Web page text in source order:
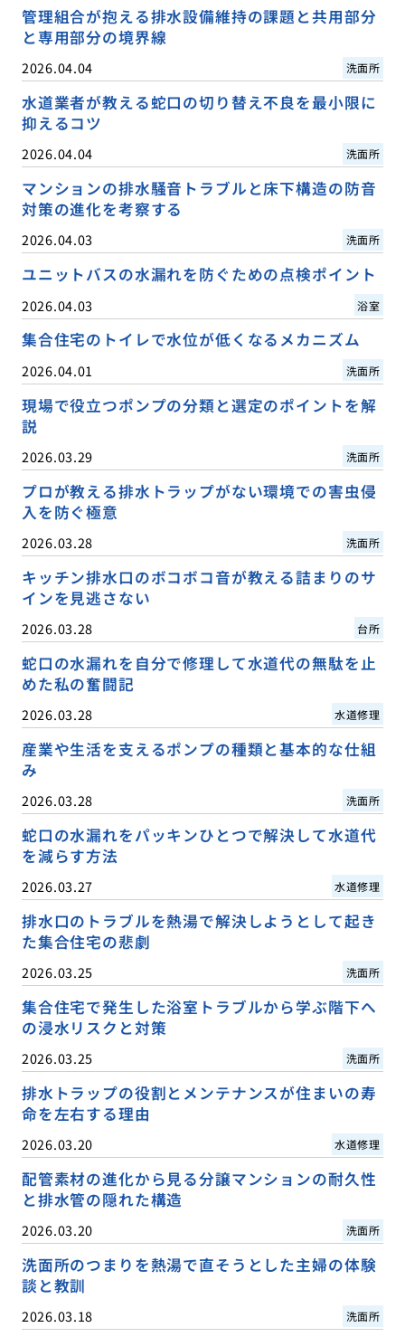
管理組合が抱える排水設備維持の課題と共用部分
と専用部分の境界線
2026.04.04 洗面所
水道業者が教える蛇口の切り替え不良を最小限に
抑えるコツ
2026.04.04 洗面所
マンションの排水騒音トラブルと床下構造の防音
対策の進化を考察する
2026.04.03 洗面所
ユニットバスの水漏れを防ぐための点検ポイント
2026.04.03 浴室
集合住宅のトイレで水位が低くなるメカニズム
2026.04.01 洗面所
現場で役立つポンプの分類と選定のポイントを解
説
2026.03.29 洗面所
プロが教える排水トラップがない環境での害虫侵
入を防ぐ極意
2026.03.28 洗面所
キッチン排水口のボコボコ音が教える詰まりのサ
インを見逃さない
2026.03.28 台所
蛇口の水漏れを自分で修理して水道代の無駄を止
めた私の奮闘記
2026.03.28 水道修理
産業や生活を支えるポンプの種類と基本的な仕組
み
2026.03.28 洗面所
蛇口の水漏れをパッキンひとつで解決して水道代
を減らす方法
2026.03.27 水道修理
排水口のトラブルを熱湯で解決しようとして起き
た集合住宅の悲劇
2026.03.25 洗面所
集合住宅で発生した浴室トラブルから学ぶ階下へ
の浸水リスクと対策
2026.03.25 洗面所
排水トラップの役割とメンテナンスが住まいの寿
命を左右する理由
2026.03.20 水道修理
配管素材の進化から見る分譲マンションの耐久性
と排水管の隠れた構造
2026.03.20 洗面所
洗面所のつまりを熱湯で直そうとした主婦の体験
談と教訓
2026.03.18 洗面所